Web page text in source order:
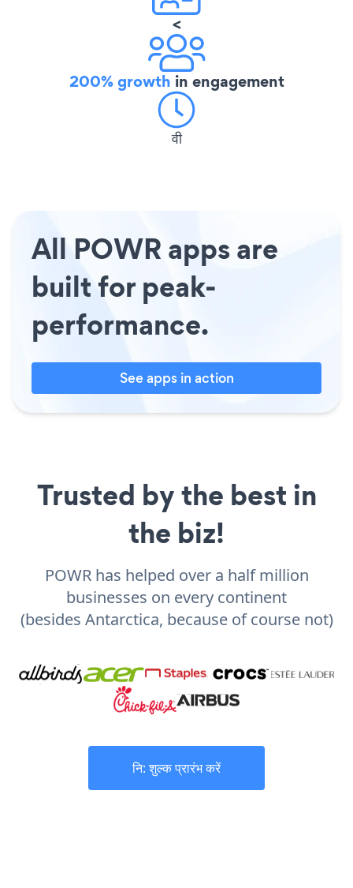
<
200% growth in engagement
वी
All POWR apps are
built for peak-
performance.
See apps in action
Trusted by the best in
the biz!
POWR has helped over a half million
businesses on every continent
(besides Antarctica, because of course not)
नि: शुल्क प्रारंभ करें